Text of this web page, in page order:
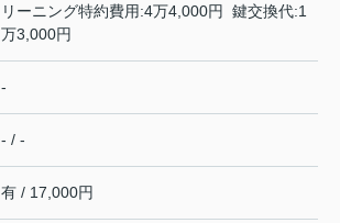
リーニング特約費用:4万4,000円 鍵交換代:1
万3,000円
-
- / -
有 / 17,000円